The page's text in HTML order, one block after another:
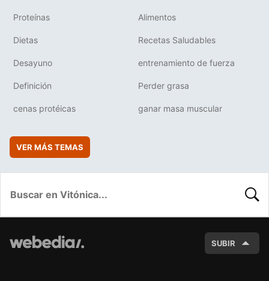
Proteínas Alimentos
Dietas Recetas Saludables
Desayuno entrenamiento de fuerza
Definición Perder grasa
cenas protéicas ganar masa muscular
VER MÁS TEMAS
SUBIR